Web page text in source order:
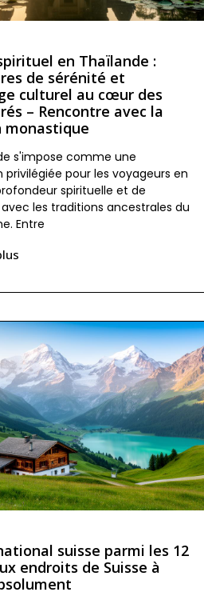
en Thaïlande :
de sérénité et
culturel au cœur des
– Rencontre avec la
s'impose comme une
privilégiée pour les voyageurs en
spirituelle et de
les traditions ancestrales du
Entre
suisse parmi les 12
endroits de Suisse à